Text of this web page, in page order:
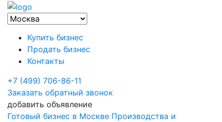
Купить бизнес
Продать бизнес
Контакты
+7 (499) 706-86-11
Заказать обратный звонок
добавить объявление
Готовый бизнес в Москве Производства и